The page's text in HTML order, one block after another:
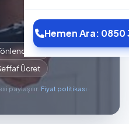
Hemen Ara: 0850
Ücret
paylaşılır. Fiyat politikası ·